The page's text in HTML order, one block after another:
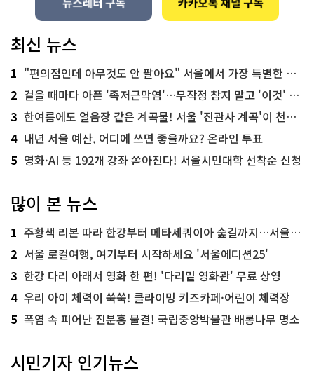
최신 뉴스
1 "편의점인데 아무것도 안 팔아요" 서울에서 가장 특별한 편의점의 정체
2 걸을 때마다 아픈 '족저근막염'…무작정 참지 말고 '이것' 해보세요!
3 한여름에도 얼음장 같은 계곡물! 서울 '진관사 계곡'이 천국이네~
4 내년 서울 예산, 어디에 쓰면 좋을까요? 온라인 투표
5 영화·AI 등 192개 강좌 쏟아진다! 서울시민대학 선착순 신청
많이 본 뉴스
1 주황색 리본 따라 한강부터 메타세쿼이아 숲길까지…서울둘레길 15코스
2 서울 로컬여행, 여기부터 시작하세요 '서울에디션25'
3 한강 다리 아래서 영화 한 편! '다리밑 영화관' 무료 상영
4 우리 아이 체력이 쑥쑥! 클라이밍 키즈카페·어린이 체력장
5 폭염 속 피어난 진분홍 물결! 국립중앙박물관 배롱나무 명소
시민기자 인기뉴스